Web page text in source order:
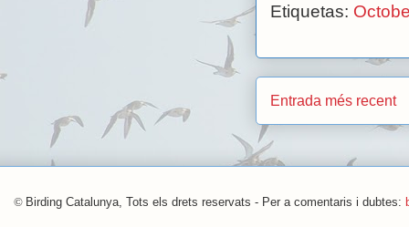
Etiquetas:
Entrada més recent
© Birding Catalunya, Tots els drets reservats - Per a comentaris i dubtes: